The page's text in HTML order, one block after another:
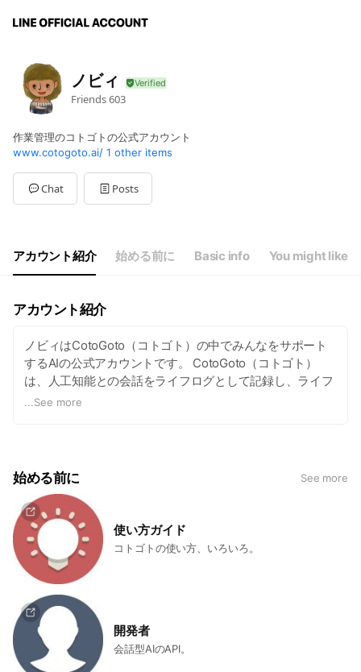
ノビィ
Friends603
作業管理のコトゴトの公式アカウント
www.cotogoto.ai/ 1 other items
Chat Posts
アカウント紹介 始める前に Basic info You might like
アカウント紹介
ノビィはCotoGoto（コトゴト）の中でみんなをサポート
するAIの公式アカウントです。 CotoGoto（コトゴト）
は、人工知能との会話をライフログとして記録し、ライフ
ログから作業時間（作業場所・プロジェクト単位）を記
間や作業内容以外にも、場所、感情の変化が紐付くので
様々な角度からの解析が可能となります。 ご利用の場合は
以下のURLからアカウント登録を行ってください。
http://www.cotogoto.ai
...See more
始める前に See more
使い方ガイド
コトゴトの使い方、いろいろ。
開発者
会話型AIのAPI。